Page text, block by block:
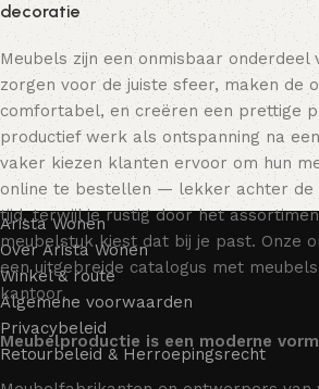
decoratie
Meubels zijn een onmisbaar onderdeel
zorgen voor de juiste sfeer, maken de
comfortabel, en creëren een prettige
productief werk als ontspanning na
vaker kiezen klanten ervoor om hun
online te bestellen — lekker achter de
tijd, terwijl je rustig door het
meubelstuk kiest dat bij je past. Onze
een uitgebreide catalogus met
kantoor.
Meubelproductie is een moderne
Arista Wonen
Over Arista Wonen
Winkel & route
Algemene voorwaarden
Privacybeleid
Retourbeleid & Herroepingsrecht